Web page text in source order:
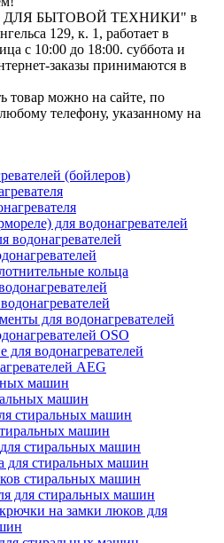
ДЛЯ БЫТОВОЙ ТЕХНИКИ" в
129, к. 1, работает в
с 10:00 до 18:00. суббота и
заказы принимаются в
товар можно на сайте, по
телефону, указанному на
(бойлеров)
для водонагревателей
водонагревателей
кольца
для водонагревателей
OSO
водонагревателей
AEG
машин
машин
стиральных машин
машин
стиральных машин
для стиральных машин
стиральных машин
для стиральных машин
на замки люков для